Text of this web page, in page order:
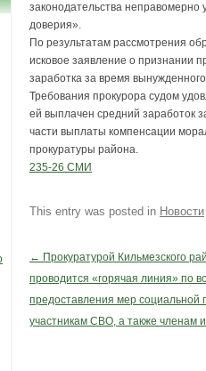
законодательства
доверия».
По результатам рассмотрения
исковое заявление о признании
заработка за время
Требования прокурора судом
ей выплачен средний заработок
части выплаты компенсации
прокуратуры района.
235-26 СМИ
This entry was posted in Новости
Post navigation
← Прокуратурой Кильмезского
проводится «горячая линия» по
предоставления мер социальной
участникам СВО, а также членам